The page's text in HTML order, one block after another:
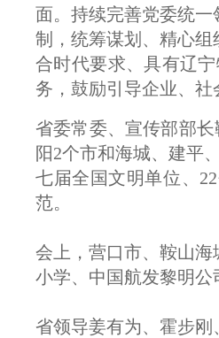
面。持续完善党委统
制，统筹谋划、精心
合时代要求、具有辽
务，鼓励引导企业、
省委常委、宣传部部
阳2个市和海城、建平
七届全国文明单位、
范。
会上，营口市、鞍山
小学、中国航发黎明
省领导姜有为、霍步